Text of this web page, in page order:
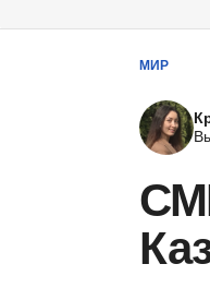
МИР